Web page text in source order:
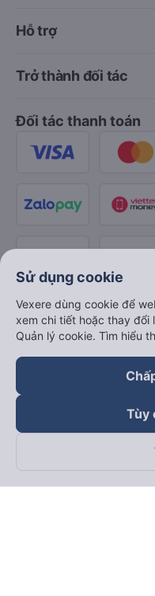
Hỗ trợ
Trở thành đối tác
Đối tác thanh toán
Theo dõi chúng tôi
Sử dụng cookie
Vexere dùng cookie để
xem chi tiết hoặc thay đổi
Quản lý cookie. Tìm hiểu
Tùy